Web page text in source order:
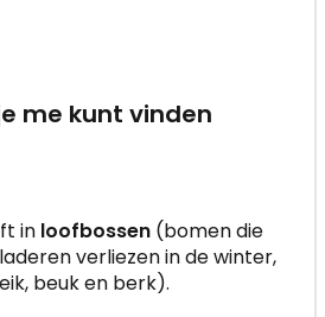
me kunt vinden
in loofbossen (bomen die
verliezen in de winter,
beuk en berk).